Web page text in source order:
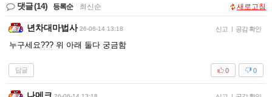
댓글(14) 등록순 최신순 새로고침
년차대마법사 26-06-14 13:18 신고 | 공감 확인
누구세요??? 위 아래 둘다 궁금함
답글 0
0